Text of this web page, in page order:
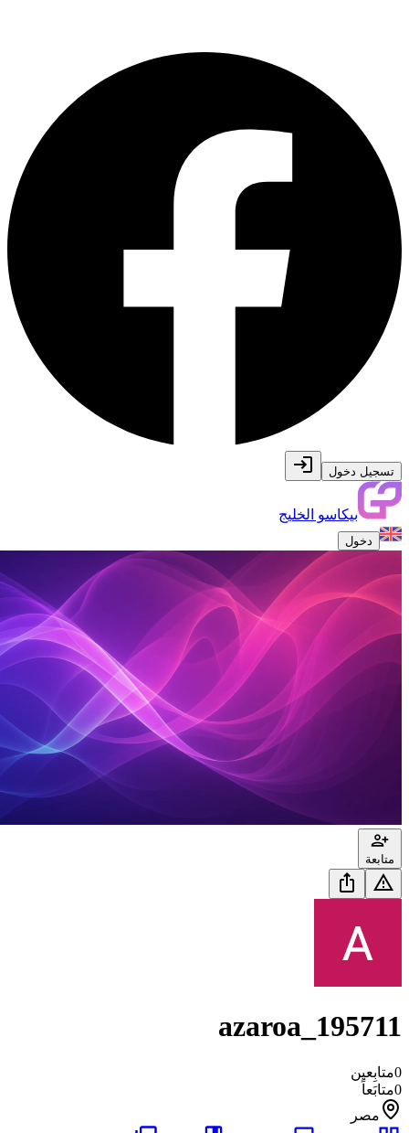
تسجيل دخول
بيكاسو الخليج
دخول
متابعة
azaroa_195711
0متابِعين
0متابَعاً
مصر